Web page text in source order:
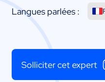
Langues parlées :
Solliciter cet expert